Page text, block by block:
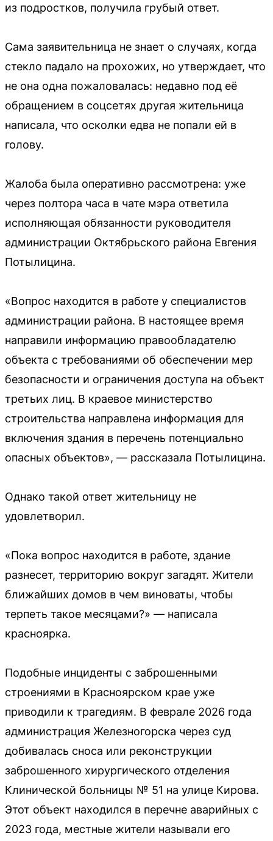
из подростков, получила грубый ответ.
Сама заявительница не знает о случаях, когда
стекло падало на прохожих, но утверждает, что
не она одна пожаловалась: недавно под её
обращением в соцсетях другая жительница
написала, что осколки едва не попали ей в
голову.
Жалоба была оперативно рассмотрена: уже
через полтора часа в чате мэра ответила
исполняющая обязанности руководителя
администрации Октябрьского района Евгения
Потылицина.
«Вопрос находится в работе у специалистов
администрации района. В настоящее время
направили информацию правообладателю
объекта с требованиями об обеспечении мер
безопасности и ограничения доступа на объект
третьих лиц. В краевое министерство
строительства направлена информация для
включения здания в перечень потенциально
опасных объектов», — рассказала Потылицина.
Однако такой ответ жительницу не
удовлетворил.
«Пока вопрос находится в работе, здание
разнесет, территорию вокруг загадят. Жители
ближайших домов в чем виноваты, чтобы
терпеть такое месяцами?» — написала
красноярка.
Подобные инциденты с заброшенными
строениями в Красноярском крае уже
приводили к трагедиям. В феврале 2026 года
администрация Железногорска через суд
добивалась сноса или реконструкции
заброшенного хирургического отделения
Клинической больницы № 51 на улице Кирова.
Этот объект находился в перечне аварийных с
2023 года, местные жители называли его